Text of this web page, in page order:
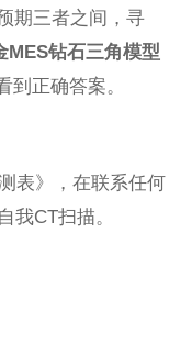
期三者之间，寻
MES钻石三角模型
到正确答案。
表》，在联系任何
我CT扫描。